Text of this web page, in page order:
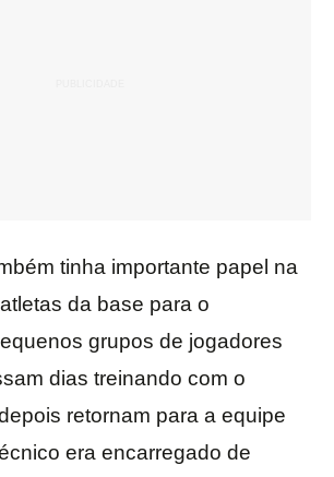
tinha importante papel na
da base para o
grupos de jogadores
dias treinando com o
retornam para a equipe
era encarregado de